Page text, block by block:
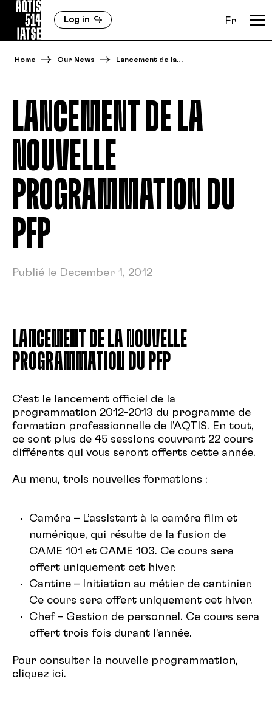
Log in Fr
Home Our News Lancement de la…
LANCEMENT DE LA
NOUVELLE
PROGRAMMATION DU
PFP
Publié le December 1, 2012
LANCEMENT DE LA NOUVELLE
PROGRAMMATION DU PFP
C’est le lancement officiel de la
programmation 2012-2013 du programme de
formation professionnelle de l’AQTIS. En tout,
ce sont plus de 45 sessions couvrant 22 cours
différents qui vous seront offerts cette année.
Au menu, trois nouvelles formations :
Caméra – L’assistant à la caméra film et
numérique, qui résulte de la fusion de
CAME 101 et CAME 103. Ce cours sera
offert uniquement cet hiver.
Cantine – Initiation au métier de cantinier.
Ce cours sera offert uniquement cet hiver.
Chef – Gestion de personnel. Ce cours sera
offert trois fois durant l’année.
Pour consulter la nouvelle programmation,
cliquez ici.